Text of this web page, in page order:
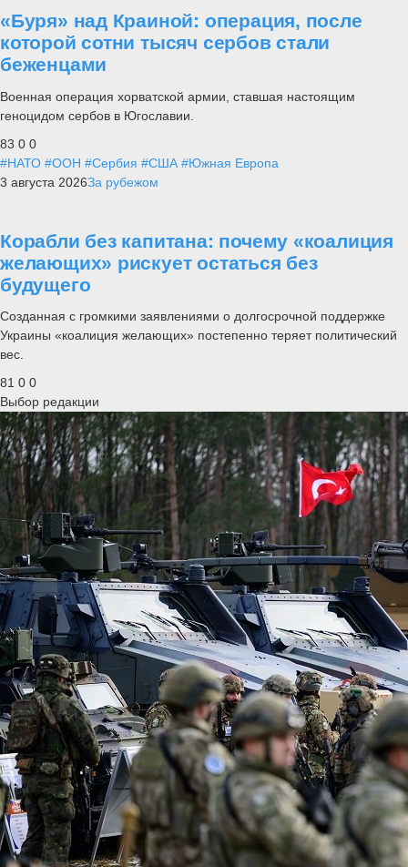
«Буря» над Краиной: операция, после
которой сотни тысяч сербов стали
беженцами
Военная операция хорватской армии, ставшая настоящим
геноцидом сербов в Югославии.
83 0 0
#НАТО #ООН #Сербия #США #Южная Европа
3 августа 2026За рубежом
Корабли без капитана: почему «коалиция
желающих» рискует остаться без
будущего
Созданная с громкими заявлениями о долгосрочной поддержке
Украины «коалиция желающих» постепенно теряет политический
вес.
81 0 0
Выбор редакции